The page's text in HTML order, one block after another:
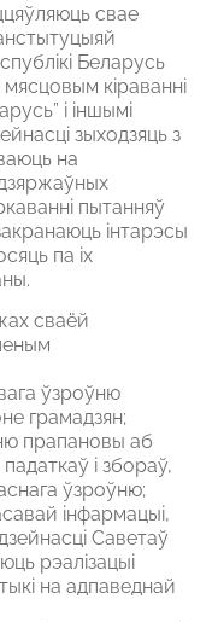
свае
Беларусь
кіраванні
і іншымі
зыходзяць з
на
пытанняў
інтарэсы
па іх
сваёй
ўзроўню
грамадзян;
прапановы аб
і збораў,
ўзроўню;
інфармацыі,
Саветаў
рэалізацыі
на адпаведнай